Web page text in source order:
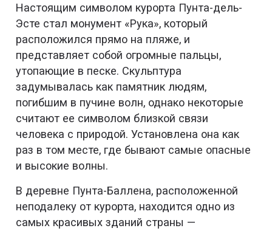
Настоящим символом курорта Пунта-дель-
Эсте стал монумент «Рука», который
расположился прямо на пляже, и
представляет собой огромные пальцы,
утопающие в песке. Скульптура
задумывалась как памятник людям,
погибшим в пучине волн, однако некоторые
считают ее символом близкой связи
человека с природой. Установлена она как
раз в том месте, где бывают самые опасные
и высокие волны.
В деревне Пунта-Баллена, расположенной
неподалеку от курорта, находится одно из
самых красивых зданий страны —